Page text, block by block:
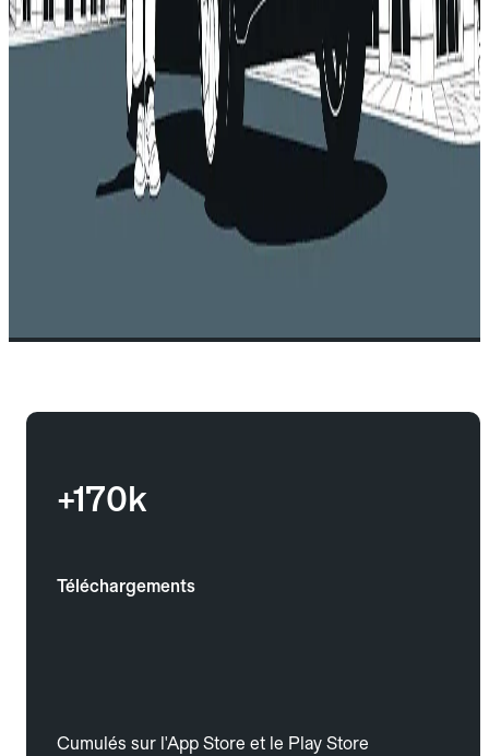
+170k
Téléchargements
Cumulés sur l'App Store et le Play Store